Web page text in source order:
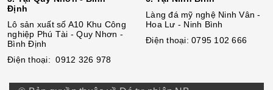
Định
Lô sản xuất số A10 Khu Công
nghiệp Phú Tài - Quy Nhơn -
Bình Định
Điện thoại: 0912 326 978
Làng đá mỹ nghệ Ninh Vân -
Hoa Lư - Ninh Bình
Điện thoại: 0795 102 666